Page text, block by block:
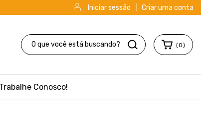
Iniciar sessão Criar uma conta
(0)
Trabalhe Conosco!